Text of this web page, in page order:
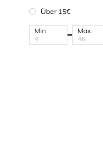
Über 15€
Min: Max: